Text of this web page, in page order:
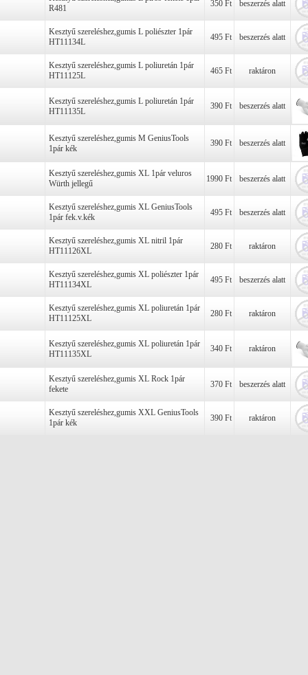
R481
350 Ft beszerzés alatt
Kesztyű szereléshez,gumis L poliészter 1pár
HT11134L
495 Ft beszerzés alatt
Kesztyű szereléshez,gumis L poliuretán 1pár
HT11125L
465 Ft raktáron
Kesztyű szereléshez,gumis L poliuretán 1pár
HT11135L
390 Ft beszerzés alatt
Kesztyű szereléshez,gumis M GeniusTools
1pár kék
390 Ft beszerzés alatt
Kesztyű szereléshez,gumis XL 1pár veluros
Würth jellegű
1990 Ft beszerzés alatt
Kesztyű szereléshez,gumis XL GeniusTools
1pár fek.v.kék
495 Ft beszerzés alatt
Kesztyű szereléshez,gumis XL nitril 1pár
HT11126XL
280 Ft raktáron
Kesztyű szereléshez,gumis XL poliészter 1pár
HT11134XL
495 Ft beszerzés alatt
Kesztyű szereléshez,gumis XL poliuretán 1pár
HT11125XL
280 Ft raktáron
Kesztyű szereléshez,gumis XL poliuretán 1pár
HT11135XL
340 Ft raktáron
Kesztyű szereléshez,gumis XL Rock 1pár
fekete
370 Ft beszerzés alatt
Kesztyű szereléshez,gumis XXL GeniusTools
1pár kék
390 Ft raktáron